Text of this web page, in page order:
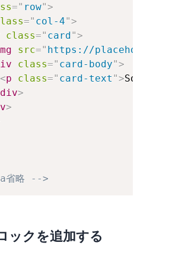
=" row">
=" col-4">
class=" card ">
src=" https://
class=" card-body">
<p class=" card-text ">Some
div>
>
省略 -->
ックを追加する